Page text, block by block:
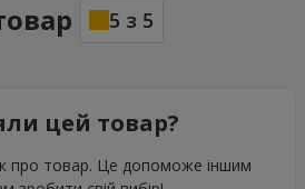
5 з 5
цей товар?
про товар. Це допоможе іншим